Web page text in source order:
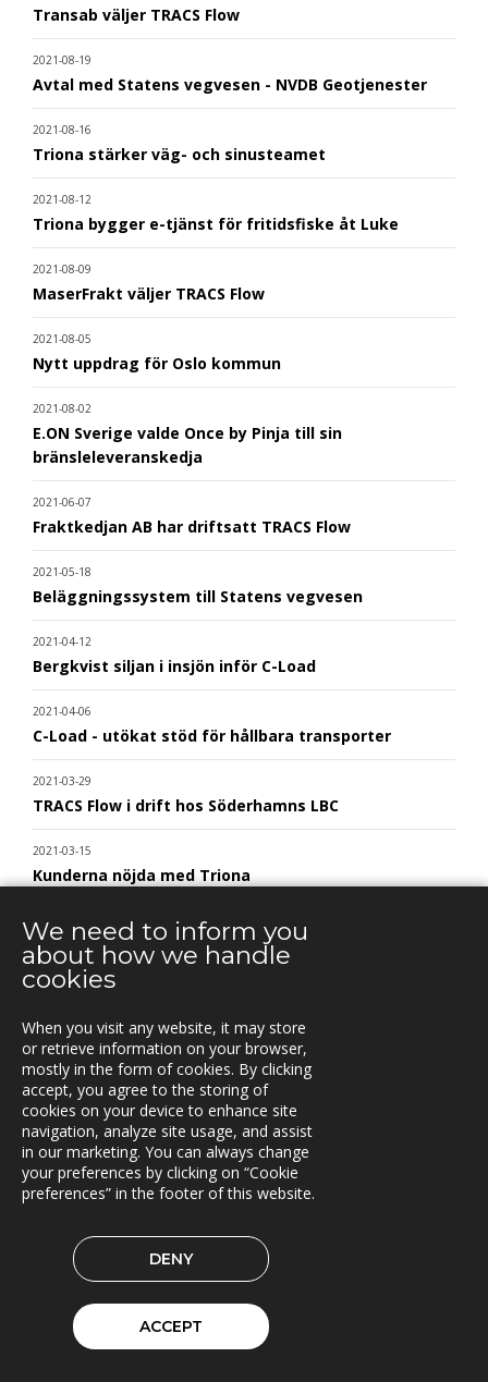
Transab väljer TRACS Flow
2021-08-19
Avtal med Statens vegvesen - NVDB Geotjenester
2021-08-16
Triona stärker väg- och sinusteamet
2021-08-12
Triona bygger e-tjänst för fritidsfiske åt Luke
2021-08-09
MaserFrakt väljer TRACS Flow
2021-08-05
Nytt uppdrag för Oslo kommun
2021-08-02
E.ON Sverige valde Once by Pinja till sin
bränsleleveranskedja
2021-06-07
Fraktkedjan AB har driftsatt TRACS Flow
2021-05-18
Beläggningssystem till Statens vegvesen
2021-04-12
Bergkvist siljan i insjön inför C-Load
2021-04-06
C-Load - utökat stöd för hållbara transporter
2021-03-29
TRACS Flow i drift hos Söderhamns LBC
2021-03-15
Kunderna nöjda med Triona
2021-03-08
Ny version av TRACS Flow
2021-02-26
2021-02-24
Nya lokaler i Oslo
2021-01-29
En attraktiv arbetsgivare!
2021-01-11
2021-01-07
2020-12-18
We need to inform you
about how we handle
cookies
When you visit any website, it may store
or retrieve information on your browser,
mostly in the form of cookies. By clicking
accept, you agree to the storing of
cookies on your device to enhance site
navigation, analyze site usage, and assist
in our marketing. You can always change
your preferences by clicking on “Cookie
preferences” in the footer of this website.
DENY
ACCEPT